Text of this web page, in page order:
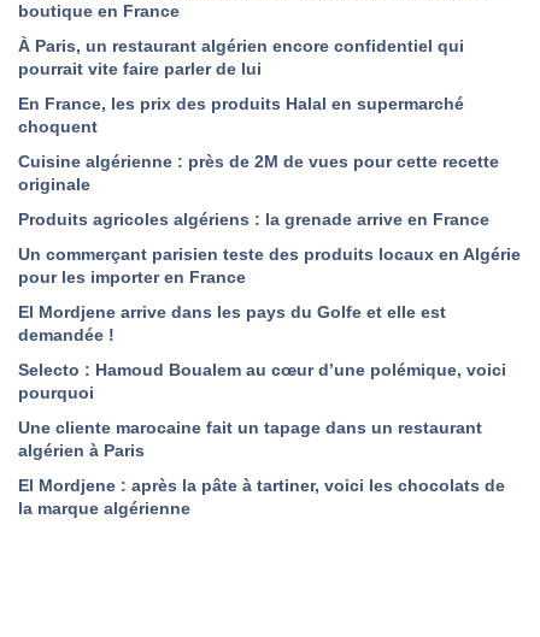
boutique en France
À Paris, un restaurant algérien encore confidentiel qui
pourrait vite faire parler de lui
En France, les prix des produits Halal en supermarché
choquent
Cuisine algérienne : près de 2M de vues pour cette recette
originale
Produits agricoles algériens : la grenade arrive en France
Un commerçant parisien teste des produits locaux en Algérie
pour les importer en France
El Mordjene arrive dans les pays du Golfe et elle est
demandée !
Selecto : Hamoud Boualem au cœur d’une polémique, voici
pourquoi
Une cliente marocaine fait un tapage dans un restaurant
algérien à Paris
El Mordjene : après la pâte à tartiner, voici les chocolats de
la marque algérienne